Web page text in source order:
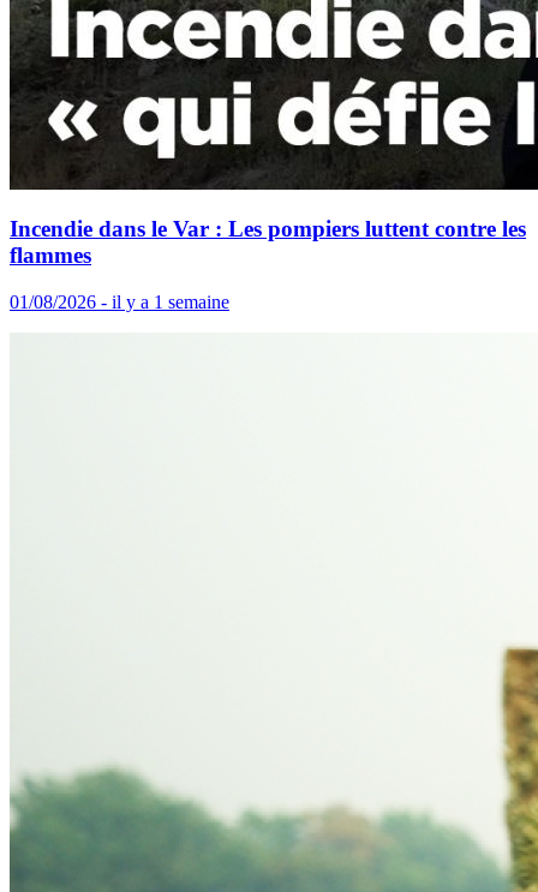
Incendie dans le Var : Les pompiers luttent contre les
flammes
01/08/2026 - il y a 1 semaine